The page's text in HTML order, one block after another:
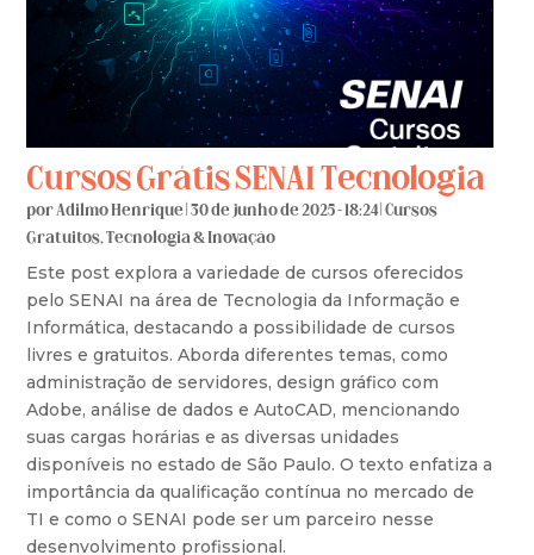
Cursos Grátis SENAI Tecnologia
porAdilmo Henrique |30 de junho de 2025 - 18:24 |Cursos
Gratuitos,Tecnologia & Inovação
Este post explora a variedade de cursos oferecidos
pelo SENAI na área de Tecnologia da Informação e
Informática, destacando a possibilidade de cursos
livres e gratuitos. Aborda diferentes temas, como
administração de servidores, design gráfico com
Adobe, análise de dados e AutoCAD, mencionando
suas cargas horárias e as diversas unidades
disponíveis no estado de São Paulo. O texto enfatiza a
importância da qualificação contínua no mercado de
TI e como o SENAI pode ser um parceiro nesse
desenvolvimento profissional.